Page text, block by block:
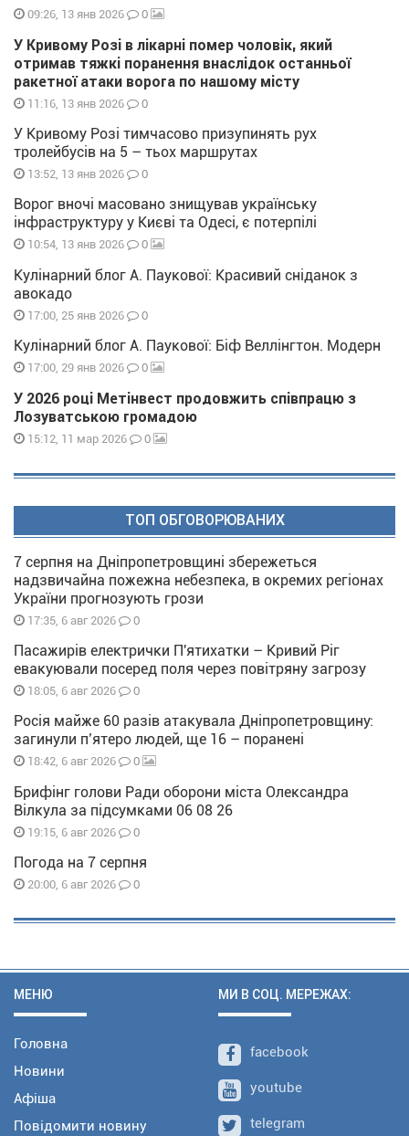
09:26, 13 янв 2026 0
У Кривому Розі в лікарні помер чоловік, який
отримав тяжкі поранення внаслідок останньої
ракетної атаки ворога по нашому місту
11:16, 13 янв 2026 0
У Кривому Розі тимчасово призупинять рух
тролейбусів на 5 – тьох маршрутах
13:52, 13 янв 2026 0
Ворог вночі масовано знищував українську
інфраструктуру у Києві та Одесі, є потерпілі
10:54, 13 янв 2026 0
Кулінарний блог А. Паукової: Красивий сніданок з
авокадо
17:00, 25 янв 2026 0
Кулінарний блог А. Паукової: Біф Веллінгтон. Модерн
17:00, 29 янв 2026 0
У 2026 році Метінвест продовжить співпрацю з
Лозуватською громадою
15:12, 11 мар 2026 0
ТОП ОБГОВОРЮВАНИХ
7 серпня на Дніпропетровщині збережеться
надзвичайна пожежна небезпека, в окремих регіонах
України прогнозують грози
17:35, 6 авг 2026 0
Пасажирів електрички П'ятихатки – Кривий Ріг
евакуювали посеред поля через повітряну загрозу
18:05, 6 авг 2026 0
Росія майже 60 разів атакувала Дніпропетровщину:
загинули п’ятеро людей, ще 16 – поранені
18:42, 6 авг 2026 0
Брифінг голови Ради оборони міста Олександра
Вілкула за підсумками 06 08 26
19:15, 6 авг 2026 0
Погода на 7 серпня
20:00, 6 авг 2026 0
МЕНЮ
Головна
Новини
Афіша
Повідомити новину
МИ В СОЦ. МЕРЕЖАХ:
facebook
youtube
telegram